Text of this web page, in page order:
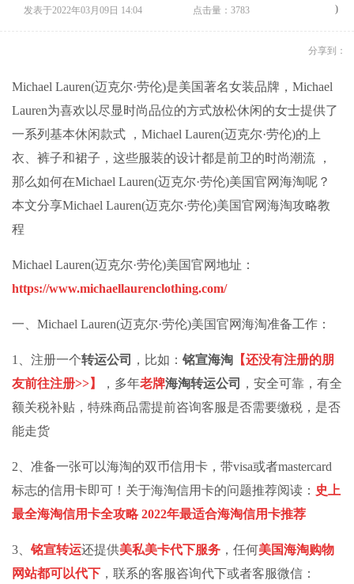
发表于2022年03月09日 14:04
点击量：3783 )
分享到：
Michael Lauren(迈克尔·劳伦)是美国著名女装品牌，Michael
Lauren为喜欢以尽显时尚品位的方式放松休闲的女士提供了
一系列基本休闲款式 ，Michael Lauren(迈克尔·劳伦)的上
衣、裤子和裙子，这些服装的设计都是前卫的时尚潮流 ，
那么如何在Michael Lauren(迈克尔·劳伦)美国官网海淘呢？
本文分享Michael Lauren(迈克尔·劳伦)美国官网海淘攻略教
程
Michael Lauren(迈克尔·劳伦)美国官网地址：
https://www.michaellaurenclothing.com/
一、Michael Lauren(迈克尔·劳伦)美国官网海淘准备工作：
1、注册一个转运公司 ，比如： 铭宣海淘 【还没有注册的朋
友前往注册>>】
，多年老牌海淘转运公司
，安全可靠，有全
额关税补贴，特殊商品需提前咨询客服是否需要缴税，是否
能走货
2、准备一张可以海淘的双币信用卡，带visa或者mastercard
标志的信用卡即可！关于海淘信用卡的问题推荐阅读： 史上
最全海淘信用卡全攻略 2022年最适合海淘信用卡推荐
3、 铭宣转运还提供美私美卡代下服务 ，任何美国海淘购物
网站都可以代下 ，联系的客服咨询代下或者客服微信：